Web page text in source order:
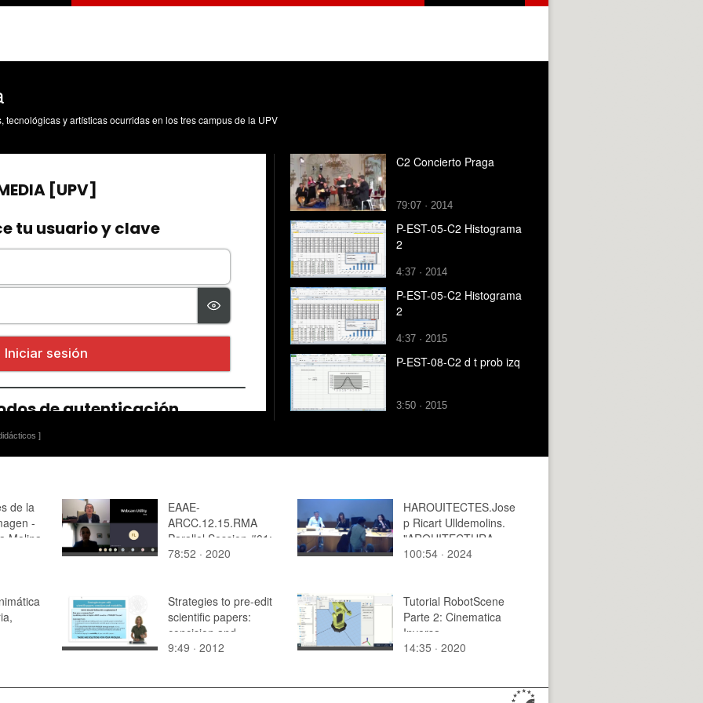
y artísticas ocurridas en los tres campus de la UPV
]
C2 Concierto Praga
79:07 · 2014
P-EST-05-C2 Histograma
2
4:37 · 2014
P-EST-05-C2 Histograma
2
4:37 · 2015
P-EST-08-C2 d t prob izq
3:50 · 2015
de la
-
Molina
EAAE-
ARCC.12.15.RMA
Parallel Session #01:
Room A
78:52 · 2020
HAROUITECTES.Jose
p Ricart Ulldemolins.
"ARQUITECTURA
RECIPROCA".
100:54 · 2024
Strategies to pre-edit
scientific papers:
concision and
readability
9:49 · 2012
Tutorial RobotScene
Parte 2: Cinematica
Inversa
14:35 · 2020